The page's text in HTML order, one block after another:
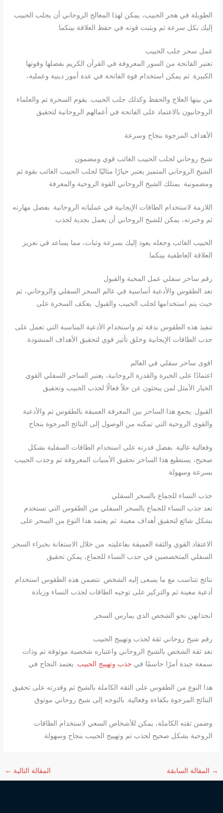
الطويلة في هجر الحبيب، يمكن لهذا المعالج الروحاني أن يجلب الحبيب
إليك بكل سرعة ثم ويثبت قوته في حفظ العلاقة بينكما.
عمل سحر جلب الحبيب
تعتبر الفاتحة من السور المعروفة في القرآن الكريم بفضلها وقوتها
الكبيرة. ثم يمكن استخدام قوة الفاتحة في عدة أمور دينية وعملية،
من بينها العلاج والحفظ وكذلك جلب الحبيب. يقوم السحرة ثم والعلماء
الروحانيون بالاعتماد على الفاتحة في أعمالهم الروحانية لتحقيق
الأهداف المرجوة بنجاح وسرعة.
شيخ روحاني لجلب الحبيب الغائب قوي ومضمون
الشيخ الروحاني المتميز يعتبر خيارًا مثاليًا لجلب الحبيب الغائب بقوة ثم
ومضمونية. يمتلك الشيخ الروحاني القوة الروحية والمعرفة
اللازمة لاستخدام الطاقات الإيجابية في عملياته الروحانية. بفضل مهارته
ثم وخبرته، يمكن للشيخ الروحاني أن يعمل بجدية لجذب
الحبيب الغائب وجعله يعود إليك بسرعة وثبات، مما يساعد في تعزيز
العلاقة العاطفية بينكما.
رقم ساحر سفلي عمل المحبة والقبول
تعد الطقوس والأدعية أساسية في عالم السحر السفلي والروحاني، ثم
حيث يتم استخدامها لجلب الحبيب والقبول. يعكف السحرة على
تنفيذ هذه الطقوس بدقة ثم واستخدام الأدعية المناسبة التي تعمل على
جذب الطاقات الإيجابية وخلق تأثير قوي لتحقيق الأهداف المنشودة.
اقوى ساحر سفلي في العالم
اعتمادًا على الخبرة والقدرة الروحانية، يعتبر الساحر السفلي القوي
الخيار الأمثل لمن يبحثون عن حلاً فعالًا لجذب الحبيب وتحقيق
القبول. يجمع هذا الساحر بين المعرفة العميقة بالطقوس ثم والأدعية
والقوى الروحية التي تمكنه من الوصول إلى النتائج المرجوة بنجاح
وفعالية عالية. بفضل قدرته على استخدام الطاقات السفلية بشكل
صحيح، يستطيع هذا الساحر تحقيق الأمنيات المعروفة ثم وجذب الحبيب
بسرعة وسهولة.
جذب النساء للجماع بالسحر السفلي
تعد جذب النساء للجماع بالسحر السفلي من الطقوس التي تستخدم
بشكل شائع لتحقيق أهداف معينة. ثم يعتمد هذا النوع من السحر على
الاعتقاد القوي والثقة العميقة بفاعليته. من خلال الاستعانة بخبراء السحر
السفلي المتخصصين في جذب النساء للجماع، يمكن تحقيق
نتائج تتناسب مع ما يسعى إليه الشخص. تتضمن هذه الطقوس استخدام
أدعية معينة ثم والتركيز على توجيه الطاقات لجذب النساء وزيادة
انجذابهن نحو الشخص الذي يمارس السحر.
رقم شيخ روحاني ثقة لجذب وتهييج الحبيب
تعد ثقة الشخص بالشيخ الروحاني واعتباره شخصية موثوقة ثم وذات
سمعة جيدة أمرًا حاسمًا في جذب وتهييج الحبيب . يعتمد النجاح في
هذا النوع من الطقوس على الثقة الكاملة بالشيخ ثم وقدرته على تحقيق
النتائج المرجوة بكفاءة وفعالية. بالتوجه إلى شيخ روحاني موثوق
وضمن ثقته الكاملة، يمكن للأشخاص السعي لاستخدام الطاقات
الروحية بشكل صحيح لجذب ثم وتهييج الحبيب بنجاح وسهولة.
→ المقالة السابقة المقالة التالية ←